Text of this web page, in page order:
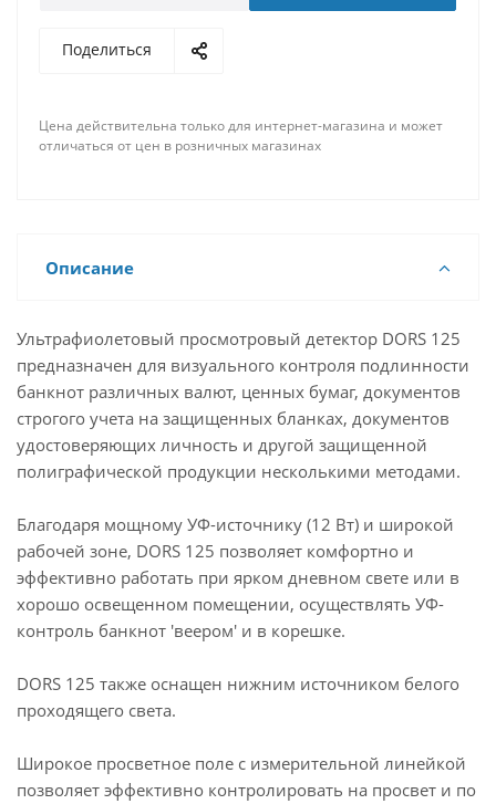
Поделиться
Цена действительна только для интернет-магазина и может
отличаться от цен в розничных магазинах
Описание
Ультрафиолетовый просмотровый детектор DORS 125
предназначен для визуального контроля подлинности
банкнот различных валют, ценных бумаг, документов
строгого учета на защищенных бланках, документов
удостоверяющих личность и другой защищенной
полиграфической продукции несколькими методами.
Благодаря мощному УФ-источнику (12 Вт) и широкой
рабочей зоне, DORS 125 позволяет комфортно и
эффективно работать при ярком дневном свете или в
хорошо освещенном помещении, осуществлять УФ-
контроль банкнот 'веером' и в корешке.
DORS 125 также оснащен нижним источником белого
проходящего света.
Широкое просветное поле с измерительной линейкой
позволяет эффективно контролировать на просвет и по